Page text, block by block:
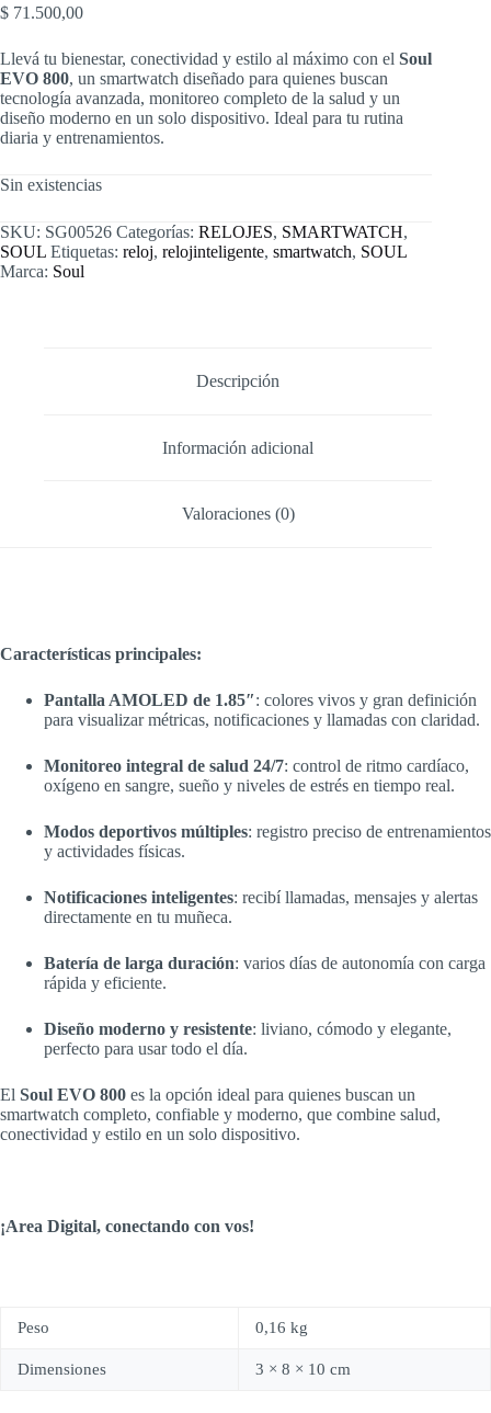
$ 71.500,00
Llevá tu bienestar, conectividad y estilo al máximo con el Soul
EVO 800, un smartwatch diseñado para quienes buscan
tecnología avanzada, monitoreo completo de la salud y un
diseño moderno en un solo dispositivo. Ideal para tu rutina
diaria y entrenamientos.
Sin existencias
SKU: SG00526 Categorías: RELOJES, SMARTWATCH,
SOUL Etiquetas: reloj, relojinteligente, smartwatch, SOUL
Marca: Soul
Descripción
Información adicional
Valoraciones (0)
Características principales:
Pantalla AMOLED de 1.85″: colores vivos y gran definición
para visualizar métricas, notificaciones y llamadas con claridad.
Monitoreo integral de salud 24/7: control de ritmo cardíaco,
oxígeno en sangre, sueño y niveles de estrés en tiempo real.
Modos deportivos múltiples: registro preciso de entrenamientos
y actividades físicas.
Notificaciones inteligentes: recibí llamadas, mensajes y alertas
directamente en tu muñeca.
Batería de larga duración: varios días de autonomía con carga
rápida y eficiente.
Diseño moderno y resistente: liviano, cómodo y elegante,
perfecto para usar todo el día.
El Soul EVO 800 es la opción ideal para quienes buscan un
smartwatch completo, confiable y moderno, que combine salud,
conectividad y estilo en un solo dispositivo.
¡Area Digital, conectando con vos!
Peso 0,16 kg
Dimensiones 3 × 8 × 10 cm